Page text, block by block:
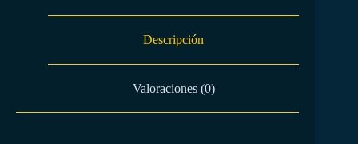
Descripción
Valoraciones (0)